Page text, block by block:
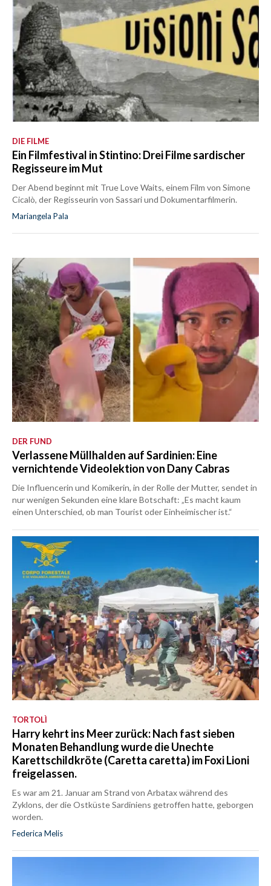
DIE FILME
Ein Filmfestival in Stintino: Drei Filme sardischer
Regisseure im Mut
Der Abend beginnt mit True Love Waits, einem Film von Simone
Cicalò, der Regisseurin von Sassari und Dokumentarfilmerin.
Mariangela Pala
DER FUND
Verlassene Müllhalden auf Sardinien: Eine
vernichtende Videolektion von Dany Cabras
Die Influencerin und Komikerin, in der Rolle der Mutter, sendet in
nur wenigen Sekunden eine klare Botschaft: „Es macht kaum
einen Unterschied, ob man Tourist oder Einheimischer ist.“
TORTOLÌ
Harry kehrt ins Meer zurück: Nach fast sieben
Monaten Behandlung wurde die Unechte
Karettschildkröte (Caretta caretta) im Foxi Lioni
freigelassen.
Es war am 21. Januar am Strand von Arbatax während des
Zyklons, der die Ostküste Sardiniens getroffen hatte, geborgen
worden.
Federica Melis